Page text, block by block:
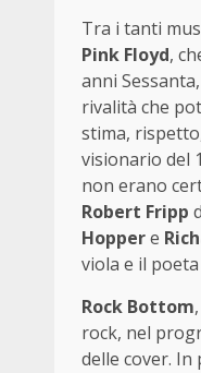
Tra i tanti
Pink Floyd,
anni
rivalità che
stima,
visionario del
non erano
Robert Fripp
Hoppere
viola e il
Rock Bottom
rock, nel
delle cover.